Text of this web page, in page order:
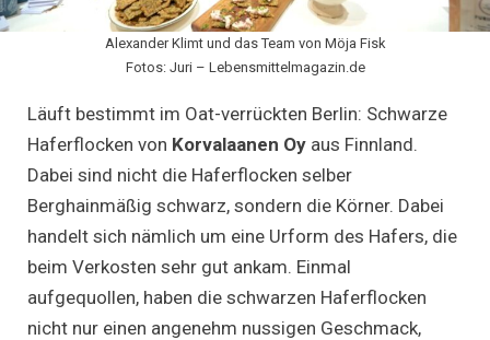
Alexander Klimt und das Team von Möja Fisk
Fotos: Juri – Lebensmittelmagazin.de
Läuft bestimmt im Oat-verrückten Berlin: Schwarze
Haferflocken von Korvalaanen Oy aus Finnland.
Dabei sind nicht die Haferflocken selber
Berghainmäßig schwarz, sondern die Körner. Dabei
handelt sich nämlich um eine Urform des Hafers, die
beim Verkosten sehr gut ankam. Einmal
aufgequollen, haben die schwarzen Haferflocken
nicht nur einen angenehm nussigen Geschmack,